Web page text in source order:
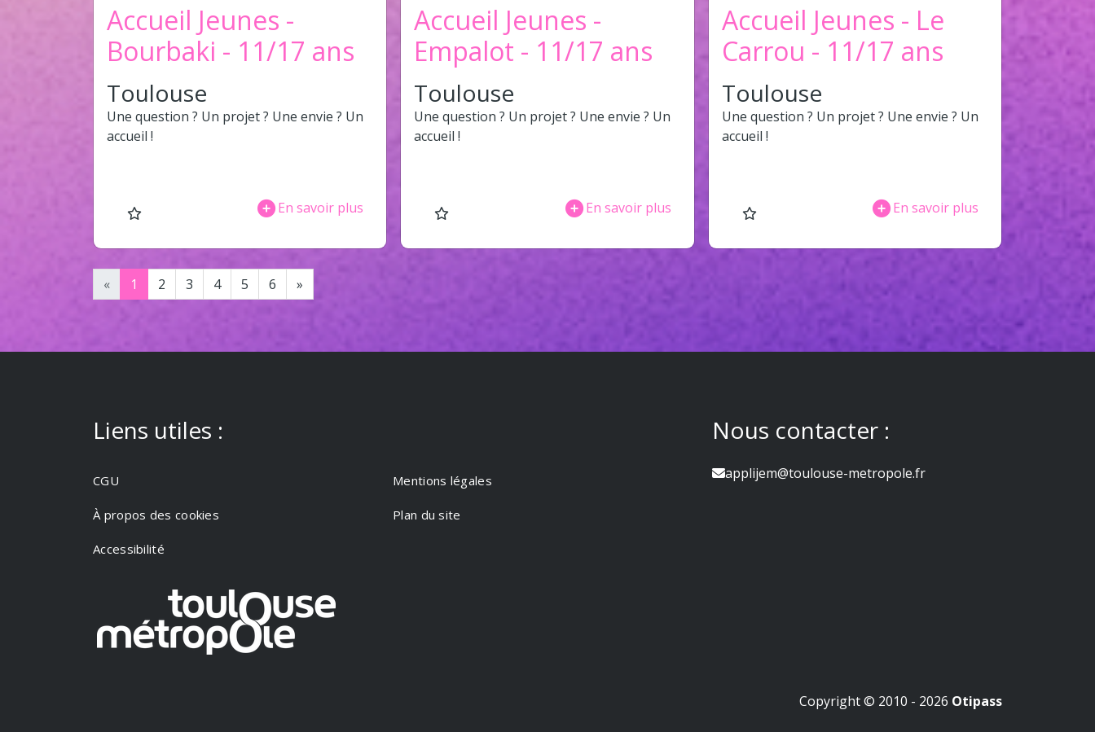
Accueil Jeunes -
Bourbaki - 11/17 ans
Toulouse
Une question ? Un projet ? Une envie ? Un
accueil !
En savoir plus
Accueil Jeunes -
Empalot - 11/17 ans
Toulouse
Une question ? Un projet ? Une envie ? Un
accueil !
En savoir plus
Accueil Jeunes - Le
Carrou - 11/17 ans
Toulouse
Une question ? Un projet ? Une envie ? Un
accueil !
En savoir plus
« 1 2 3 4 5 6 »
Liens utiles :
CGU Mentions légales
À propos des cookies Plan du site
Accessibilité
Nous contacter :
applijem@toulouse-metropole.fr
Copyright © 2010 - 2026 Otipass